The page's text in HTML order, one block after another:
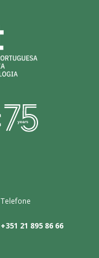
Telefone
+351 21 895 86 66